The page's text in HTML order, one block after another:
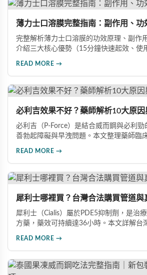
薄力士口溶膜完整指南：副作用、功
完整解析薄力士口溶膜的功效原理、副作
介紹三大核心優勢（15分鐘快速起效、使
自信生活。
READ MORE →
必利吉效果不好？藥師解析10大原
必利吉（P-Force）是結合威而鋼與必利
善勃起障礙與早洩問題。本文整理藥師臨
READ MORE →
犀利士哪裡買？台灣合法購買管道與
犀利士（Cialis）屬於PDE5抑制劑，是治
方藥，藥效可持續達36小時。本文詳解台
READ MORE →